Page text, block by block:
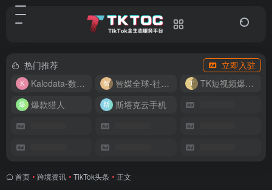
热门推荐
立即入驻
Kalodata-数据分析平台
智媒全球-社媒管理平台
TK短视频爆款复刻
爆款猎人
斯塔克云手机
首页 • 跨境资讯 • TikTok头条 • 正文